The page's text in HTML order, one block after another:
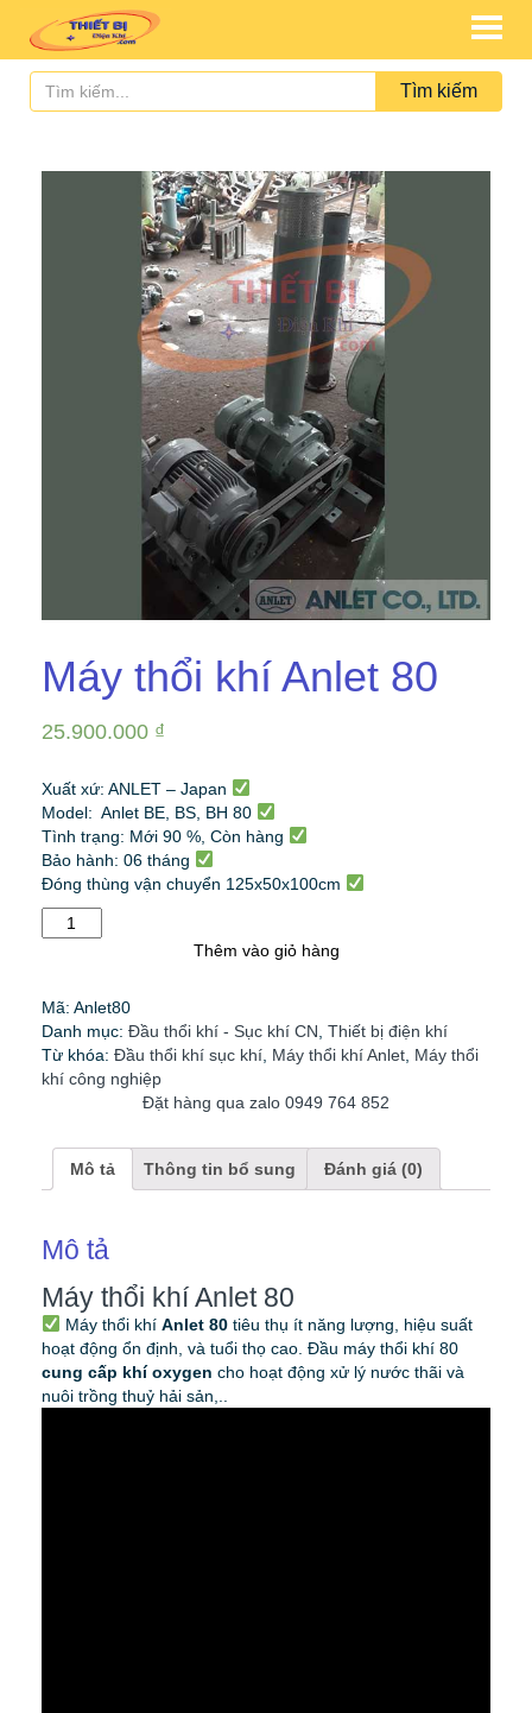
Tìm kiếm
Máy thổi khí Anlet 80
25.900.000 ₫
Xuất xứ: ANLET – Japan
Model: Anlet BE, BS, BH 80
Tình trạng: Mới 90 %, Còn hàng
Bảo hành: 06 tháng
Đóng thùng vận chuyển 125x50x100cm
Máy
thổi
80
số
lượng
Thêm vào giỏ hàng
Mã: Anlet80
Danh mục: Đầu thổi khí - Sục khí CN Thiết bị điện khí
Từ khóa: Đầu thổi khí sục khí Máy thổi khí Anlet Máy thổi
khí công nghiệp
Đặt hàng qua zalo 0949 764 852
Mô tả Thông tin bổ sung Đánh giá (0)
Mô tả
Máy thổi khí Anlet 80
Máy thổi khí Anlet 80tiêu thụ ít năng lượng, hiệu suất
hoạt động ổn định, và tuổi thọ cao. Đầu máy thổi khí 80
cung cấp khí oxygen cho hoạt động xử lý nước thãi và
nuôi trồng thuỷ hải sản,..